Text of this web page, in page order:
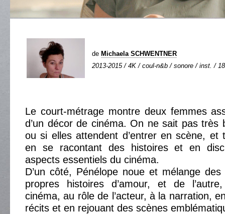
de Michaela SCHWENTNER
2013-2015 / 4K / coul-n&b / sonore / inst. /
Le court-métrage montre deux femmes
d’un décor de cinéma. On ne sait pas très
ou si elles attendent d’entrer en scène, et
en se racontant des histoires et en
aspects essentiels du cinéma.
D’un côté, Pénélope noue et mélange
propres histoires d’amour, et de
cinéma, au rôle de l’acteur, à la narration,
récits et en rejouant des scènes